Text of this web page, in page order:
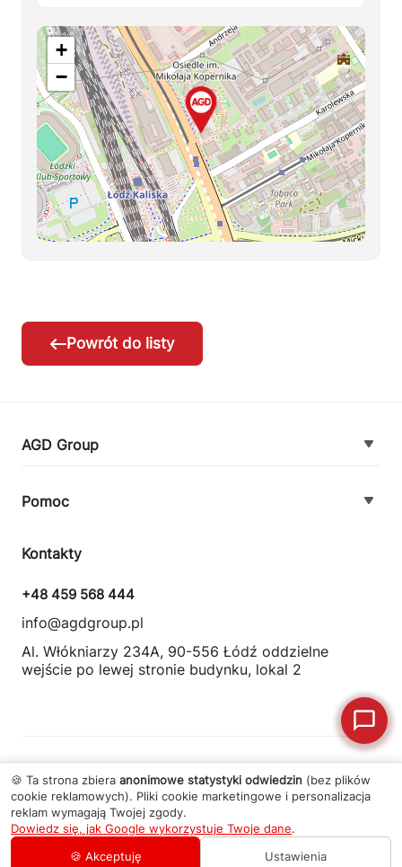
Zamów usługę +48 459 568 444
+
−
Powrót do listy
AGD Group
Kontakt
Pomoc
Zamówienie i płatność
Zasady dostawy urządzeń
Regulamin usług serwisowych
Wymiana i zwrot towaru
Kontakty
+48 459 568 444
info@agdgroup.pl
Al. Włókniarzy 234A, 90-556 Łódź oddzielne
wejście po lewej stronie budynku, lokal 2
© 2026 Wszelkie prawa zastrzeżone AGD Group.
Polityka prywatności·Regulamin
🍪 Ta strona zbiera anonimowe statystyki odwiedzin (bez plików
cookie reklamowych). Pliki cookie marketingowe i personalizacja
reklam wymagają Twojej zgody.
Dowiedz się, jak Google wykorzystuje Twoje dane.
🍪 Akceptuję
Ustawienia